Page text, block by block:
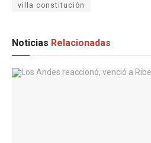
villa constitución
Noticias Relacionadas